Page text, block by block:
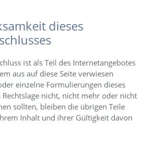
dieses
ist als Teil des Internetangebotes
aus auf diese Seite verwiesen
einzelne Formulierungen dieses
Rechtslage nicht, nicht mehr oder nicht
sollten, bleiben die übrigen Teile
Inhalt und ihrer Gültigkeit davon